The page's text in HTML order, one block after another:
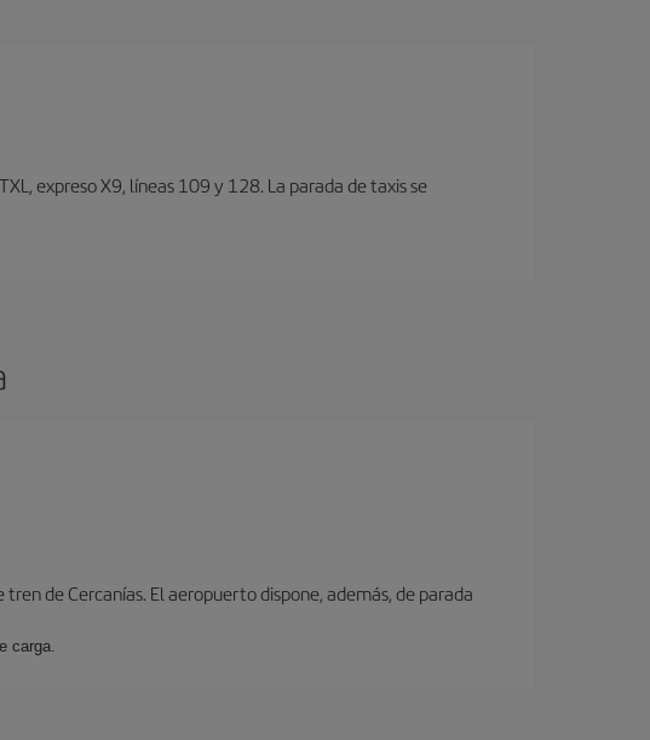
expreso X9, lí­neas 109 y 128. La parada de taxis se
de Cercanías. El aeropuerto dispone, además, de parada
carga.